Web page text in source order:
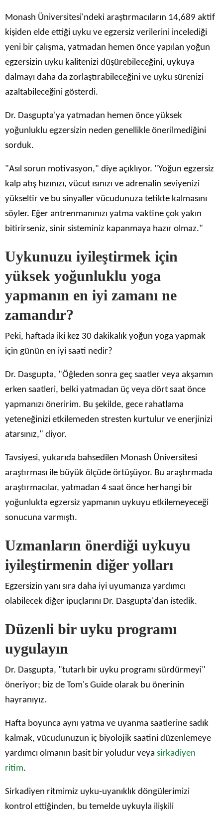
Monash Üniversitesi'ndeki araştırmacıların 14,689 aktif
kişiden elde ettiği uyku ve egzersiz verilerini incelediği
yeni bir çalışma, yatmadan hemen önce yapılan yoğun
egzersizin uyku kalitenizi düşürebileceğini, uykuya
dalmayı daha da zorlaştırabileceğini ve uyku sürenizi
azaltabileceğini gösterdi.
Dr. Dasgupta'ya yatmadan hemen önce yüksek
yoğunluklu egzersizin neden genellikle önerilmediğini
sorduk.
"Asıl sorun motivasyon," diye açıklıyor. "Yoğun egzersiz
kalp atış hızınızı, vücut ısınızı ve adrenalin seviyenizi
yükseltir ve bu sinyaller vücudunuza tetikte kalmasını
söyler. Eğer antrenmanınızı yatma vaktine çok yakın
bitirirseniz, sinir sisteminiz kapanmaya hazır olmaz."
Uykunuzu iyileştirmek için
yüksek yoğunluklu yoga
yapmanın en iyi zamanı ne
zamandır?
Peki, haftada iki kez 30 dakikalık yoğun yoga yapmak
için günün en iyi saati nedir?
Dr. Dasgupta, "Öğleden sonra geç saatler veya akşamın
erken saatleri, belki yatmadan üç veya dört saat önce
yapmanızı öneririm. Bu şekilde, gece rahatlama
yeteneğinizi etkilemeden stresten kurtulur ve enerjinizi
atarsınız," diyor.
Tavsiyesi, yukarıda bahsedilen Monash Üniversitesi
araştırması ile büyük ölçüde örtüşüyor. Bu araştırmada
araştırmacılar, yatmadan 4 saat önce herhangi bir
yoğunlukta egzersiz yapmanın uykuyu etkilemeyeceği
sonucuna varmıştı.
Uzmanların önerdiği uykuyu
iyileştirmenin diğer yolları
Egzersizin yanı sıra daha iyi uyumanıza yardımcı
olabilecek diğer ipuçlarını Dr. Dasgupta'dan istedik.
Düzenli bir uyku programı
uygulayın
Dr. Dasgupta, "tutarlı bir uyku programı sürdürmeyi"
öneriyor; biz de Tom's Guide olarak bu önerinin
hayranıyız.
Hafta boyunca aynı yatma ve uyanma saatlerine sadık
kalmak, vücudunuzun iç biyolojik saatini düzenlemeye
yardımcı olmanın basit bir yoludur veya sirkadiyen
ritim.
Sirkadiyen ritmimiz uyku-uyanıklık döngülerimizi
kontrol ettiğinden, bu temelde uykuyla ilişkili